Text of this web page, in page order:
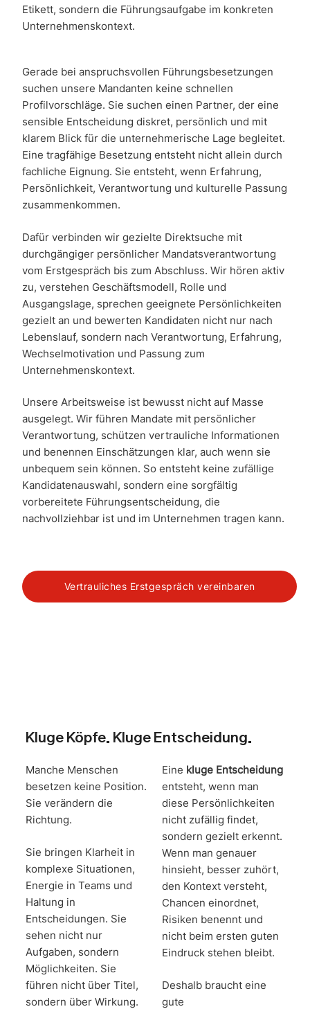
Etikett, sondern die Führungsaufgabe im konkreten
Unternehmenskontext.
Gerade bei anspruchsvollen Führungsbesetzungen
suchen unsere Mandanten keine schnellen
Profilvorschläge. Sie suchen einen Partner, der eine
sensible Entscheidung diskret, persönlich und mit
klarem Blick für die unternehmerische Lage begleitet.
Eine tragfähige Besetzung entsteht nicht allein durch
fachliche Eignung. Sie entsteht, wenn Erfahrung,
Persönlichkeit, Verantwortung und kulturelle Passung
zusammenkommen.
Dafür verbinden wir gezielte Direktsuche mit
durchgängiger persönlicher Mandatsverantwortung
vom Erstgespräch bis zum Abschluss. Wir hören aktiv
zu, verstehen Geschäftsmodell, Rolle und
Ausgangslage, sprechen geeignete Persönlichkeiten
gezielt an und bewerten Kandidaten nicht nur nach
Lebenslauf, sondern nach Verantwortung, Erfahrung,
Wechselmotivation und Passung zum
Unternehmenskontext.
Unsere Arbeitsweise ist bewusst nicht auf Masse
ausgelegt. Wir führen Mandate mit persönlicher
Verantwortung, schützen vertrauliche Informationen
und benennen Einschätzungen klar, auch wenn sie
unbequem sein können. So entsteht keine zufällige
Kandidatenauswahl, sondern eine sorgfältig
vorbereitete Führungsentscheidung, die
nachvollziehbar ist und im Unternehmen tragen kann.
Vertrauliches Erstgespräch vereinbaren
Kluge Köpfe. Kluge Entscheidung.
Manche Menschen
besetzen keine Position.
Sie verändern die
Richtung.
Sie bringen Klarheit in
komplexe Situationen,
Energie in Teams und
Haltung in
Entscheidungen. Sie
sehen nicht nur
Aufgaben, sondern
Möglichkeiten. Sie
führen nicht über Titel,
sondern über Wirkung.
Eine kluge Entscheidung
entsteht, wenn man
diese Persönlichkeiten
nicht zufällig findet,
sondern gezielt erkennt.
Wenn man genauer
hinsieht, besser zuhört,
den Kontext versteht,
Chancen einordnet,
Risiken benennt und
nicht beim ersten guten
Eindruck stehen bleibt.
Deshalb braucht eine
gute